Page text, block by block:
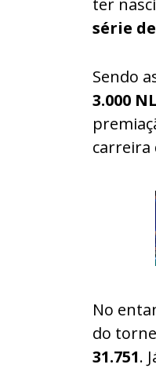
série
Sendo
3.000
carreira
No
do
31.751.